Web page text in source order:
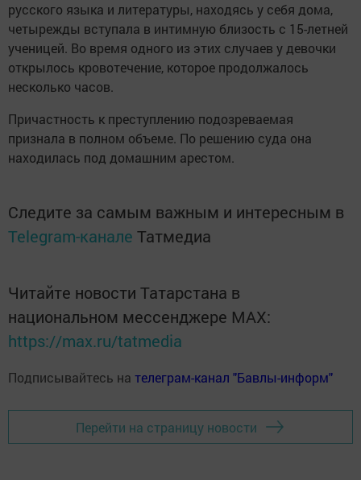
русского языка и литературы, находясь у себя дома,
четырежды вступала в интимную близость с 15-летней
ученицей. Во время одного из этих случаев у девочки
открылось кровотечение, которое продолжалось
несколько часов.
Причастность к преступлению подозреваемая
признала в полном объеме. По решению суда она
находилась под домашним арестом.
Следите за самым важным и интересным в
Telegram-канале Татмедиа
Читайте новости Татарстана в
национальном мессенджере MАХ:
https://max.ru/tatmedia
Подписывайтесь на телеграм-канал "Бавлы-информ"
Перейти на страницу новости